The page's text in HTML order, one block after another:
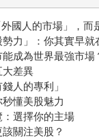
國人的市場」，而
力」：你其實早就
成為世界最強市場
大差異
人的專利」
懂美股魅力
選擇你的主場
關注美股？